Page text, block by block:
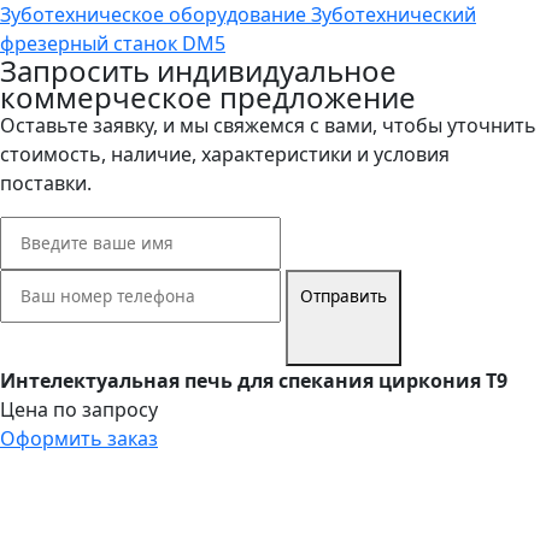
Зуботехническое оборудованиеЗуботехнический
фрезерный станок DM5
Запросить индивидуальное
коммерческое предложение
Оставьте заявку, и мы свяжемся с вами, чтобы уточнить
стоимость, наличие, характеристики и условия
поставки.
Отправить
Интелектуальная печь для спекания циркония Т9
Цена по запросу
Оформить заказ